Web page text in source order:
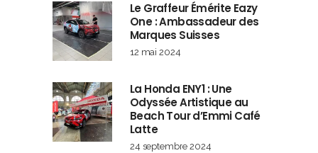
Le Graffeur Émérite Eazy
One : Ambassadeur des
Marques Suisses
12 mai 2024
La Honda ENY1 : Une
Odyssée Artistique au
Beach Tour d’Emmi Café
Latte
24 septembre 2024